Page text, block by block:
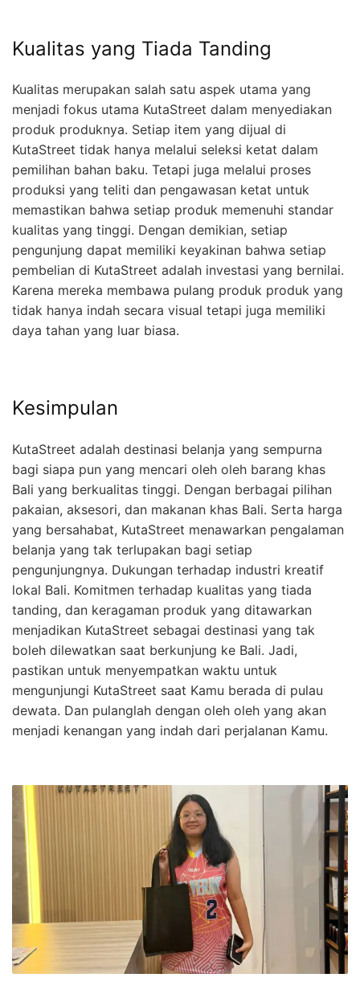
Kualitas yang Tiada Tanding
Kualitas merupakan salah satu aspek utama yang
menjadi fokus utama KutaStreet dalam menyediakan
produk produknya. Setiap item yang dijual di
KutaStreet tidak hanya melalui seleksi ketat dalam
pemilihan bahan baku. Tetapi juga melalui proses
produksi yang teliti dan pengawasan ketat untuk
memastikan bahwa setiap produk memenuhi standar
kualitas yang tinggi. Dengan demikian, setiap
pengunjung dapat memiliki keyakinan bahwa setiap
pembelian di KutaStreet adalah investasi yang bernilai.
Karena mereka membawa pulang produk produk yang
tidak hanya indah secara visual tetapi juga memiliki
daya tahan yang luar biasa.
Kesimpulan
KutaStreet adalah destinasi belanja yang sempurna
bagi siapa pun yang mencari oleh oleh barang khas
Bali yang berkualitas tinggi. Dengan berbagai pilihan
pakaian, aksesori, dan makanan khas Bali. Serta harga
yang bersahabat, KutaStreet menawarkan pengalaman
belanja yang tak terlupakan bagi setiap
pengunjungnya. Dukungan terhadap industri kreatif
lokal Bali. Komitmen terhadap kualitas yang tiada
tanding, dan keragaman produk yang ditawarkan
menjadikan KutaStreet sebagai destinasi yang tak
boleh dilewatkan saat berkunjung ke Bali. Jadi,
pastikan untuk menyempatkan waktu untuk
mengunjungi KutaStreet saat Kamu berada di pulau
dewata. Dan pulanglah dengan oleh oleh yang akan
menjadi kenangan yang indah dari perjalanan Kamu.